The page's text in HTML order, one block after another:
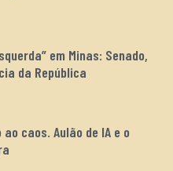
em Minas: Senado,
da República
caos. Aulão de IA e o